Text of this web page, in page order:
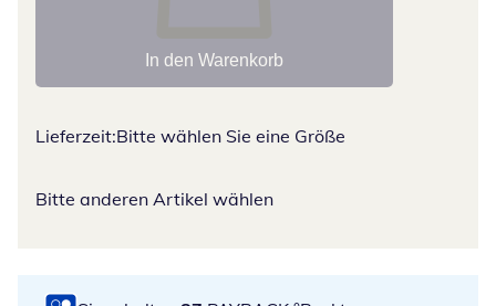
In den Warenkorb
Lieferzeit:Bitte wählen Sie eine Größe
Bitte anderen Artikel wählen